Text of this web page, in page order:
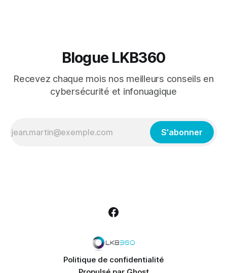
Blogue LKB360
Recevez chaque mois nos meilleurs conseils en
cybersécurité et infonuagique
S'abonner
Politique de confidentialité